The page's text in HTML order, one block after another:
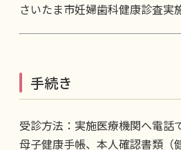
さいたま市妊婦歯科健康診査実
手続き
受診方法：実施医療機関へ電話
母子健康手帳、本人確認書類（